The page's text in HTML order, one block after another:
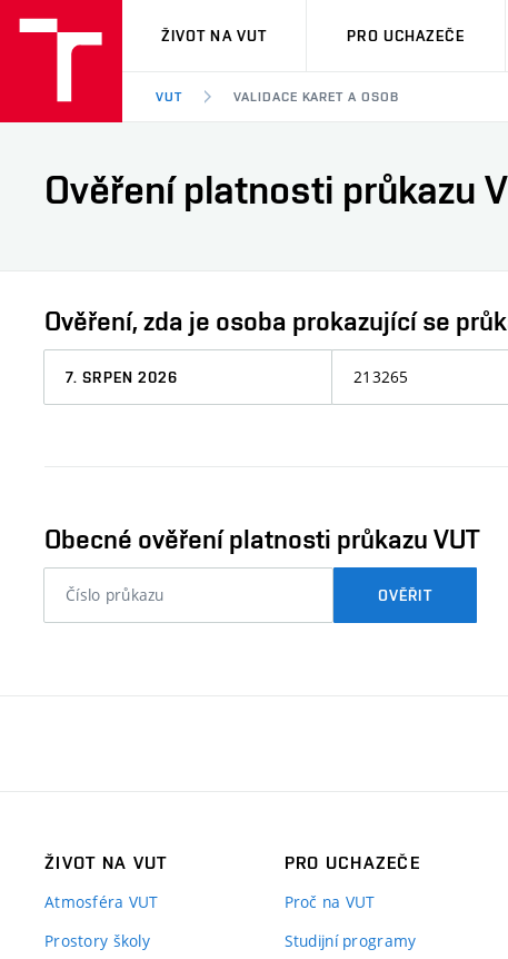
VUT
ŽIVOT NA VUT PRO UCHAZEČE
VUT VALIDACE KARET A OSOB
Ověření platnosti průkazu
Ověření, zda je osoba prokazující se
číslo
Obecné ověření platnosti průkazu VUT
číslo
OVĚŘIT
ŽIVOT NA VUT
Atmosféra VUT
Prostory školy
PRO UCHAZEČE
Proč na VUT
Studijní programy